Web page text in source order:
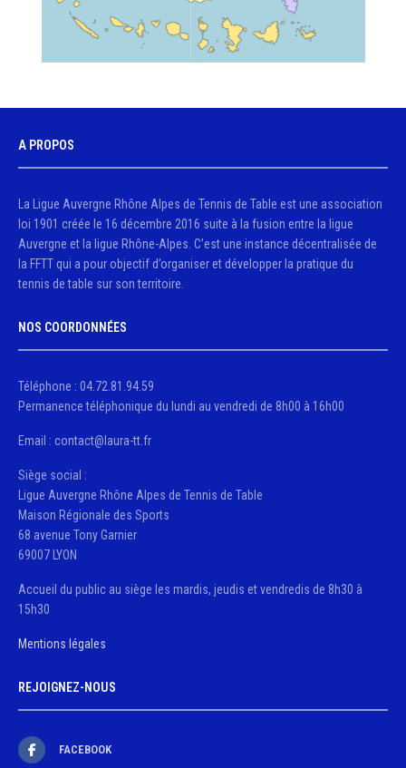
A PROPOS
La Ligue Auvergne Rhône Alpes de Tennis de Table est une association
loi 1901 créée le 16 décembre 2016 suite à la fusion entre la ligue
Auvergne et la ligue Rhône-Alpes. C’est une instance décentralisée de
la FFTT qui a pour objectif d’organiser et développer la pratique du
tennis de table sur son territoire.
NOS COORDONNÉES
Téléphone : 04.72.81.94.59
Permanence téléphonique du lundi au vendredi de 8h00 à 16h00
Email : contact@laura-tt.fr
Siège social :
Ligue Auvergne Rhône Alpes de Tennis de Table
Maison Régionale des Sports
68 avenue Tony Garnier
69007 LYON
Accueil du public au siège les mardis, jeudis et vendredis de 8h30 à
15h30
Mentions légales
REJOIGNEZ-NOUS
FACEBOOK